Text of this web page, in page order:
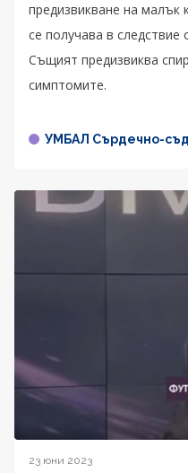
предизвикване на малък
се получава в следствие
Същият предизвиква
симптомите.
УМБАЛ Сърдечно-
23 юни 2023